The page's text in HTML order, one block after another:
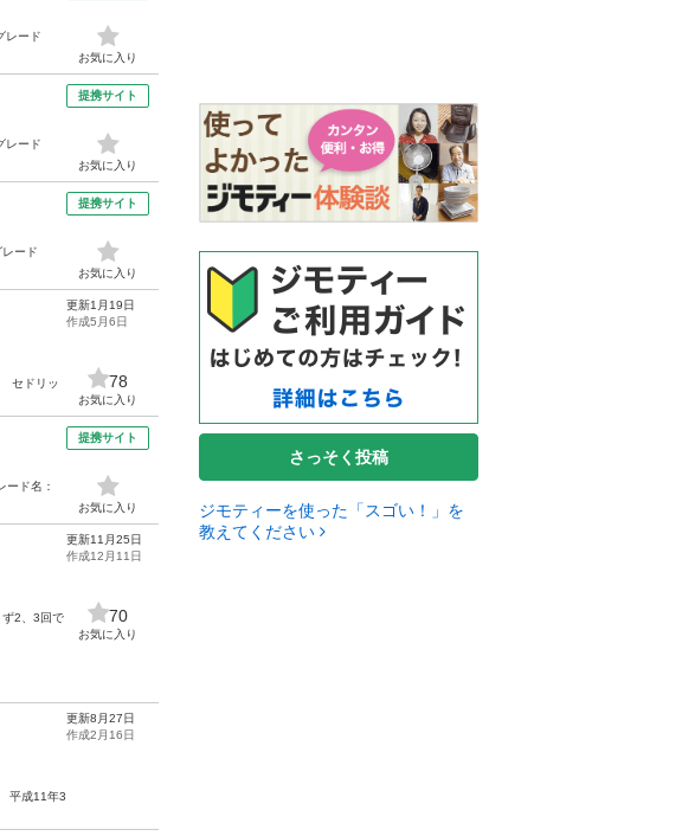
ード
お気に入り
ード
提携サイト
お気に入り
ード
提携サイト
お気に入り
セドリッ
更新1月19日
作成5月6日
78
お気に入り
ード名：
提携サイト
お気に入り
2、3回で
更新11月25日
作成12月11日
70
お気に入り
平成11年3
更新8月27日
作成2月16日
さっそく投稿
ジモティーを使った「スゴい！」を
教えてください